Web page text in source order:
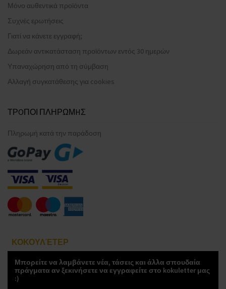
Μόνο αυθεντικά προϊόντα
Συχνές ερωτήσεις
Γιατί να κάνετε εγγραφή;
Δωρεάν αντικατάσταση προϊόντων εντός 30 ημερών
Υπαναχώρηση από τη σύμβαση
Αλλαγή συγκατάθεσης για cookies
ΤΡOΠΟΙ ΠΛΗΡΩΜHΣ
Πληρωμή κατά την παράδοση
ΚΟΚΟΥΛΈΤΕΡ
Μπορείτε να λαμβάνετε νέα, τάσεις και άλλα σπουδαία
πράγματα αν ξεκινήσετε να εγγραφείτε στο kokuletter μας
:)